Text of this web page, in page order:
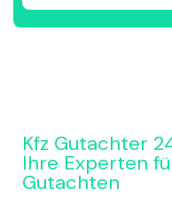
Kfz Gutachter
Ihre Experten
Gutachten